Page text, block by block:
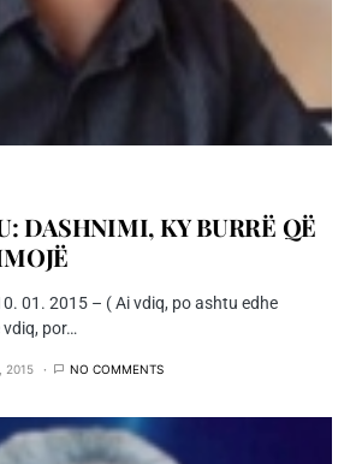
DASHNIMI, KY BURRË QË
01. 2015 – ( Ai vdiq, po ashtu edhe
por…
2015 NO COMMENTS